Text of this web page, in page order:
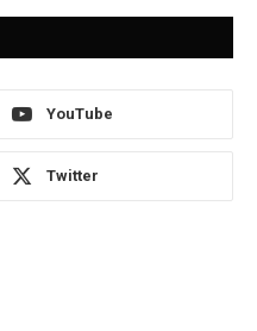
YouTube
Twitter